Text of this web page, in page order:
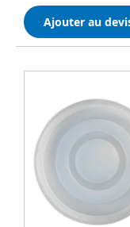
Ajouter au